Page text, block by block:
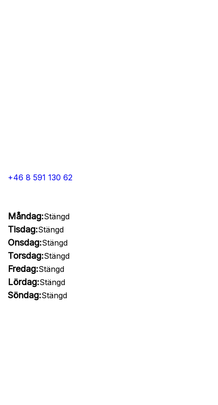
+46 8 591 130 62
Måndag:Stängd
Tisdag:Stängd
Onsdag:Stängd
Torsdag:Stängd
Fredag:Stängd
Lördag:Stängd
Söndag:Stängd